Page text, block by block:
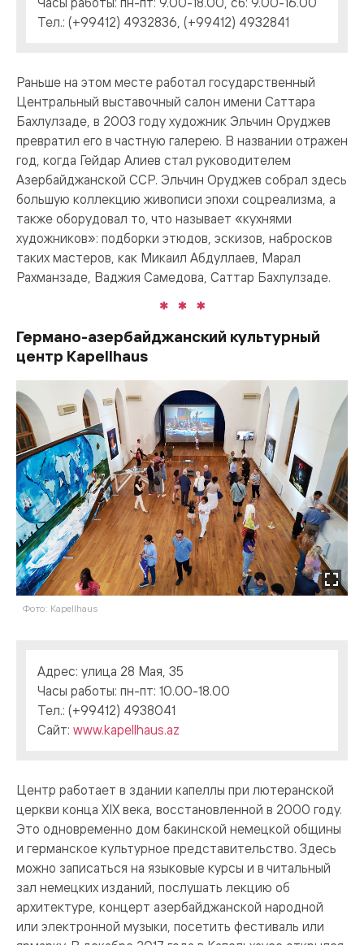
Тел.: (+99412) 4932836, (+99412) 4932841
Раньше на этом месте работал государственный
Центральный выставочный салон имени Саттара
Бахлулзаде, в 2003 году художник Эльчин Оруджев
превратил его в частную галерею. В названии отражен
год, когда Гейдар Алиев стал руководителем
Азербайджанской ССР. Эльчин Оруджев собрал здесь
большую коллекцию живописи эпохи соцреализма, а
также оборудовал то, что называет «кухнями
художников»: подборки этюдов, эскизов, набросков
таких мастеров, как Микаил Абдуллаев, Марал
Рахманзаде, Ваджия Самедова, Саттар Бахлулзаде.
Германо-азербайджанский культурный
центр Kapellhaus
Фото: Kapellhaus
Адрес: улица 28 Мая, 35
Часы работы: пн-пт: 10.00-18.00
Тел.: (+99412) 4938041
Сайт: www.kapellhaus.az
Центр работает в здании капеллы при лютеранской
церкви конца XIX века, восстановленной в 2000 году.
Это одновременно дом бакинской немецкой общины
и германское культурное представительство. Здесь
можно записаться на языковые курсы и в читальный
зал немецких изданий, послушать лекцию об
архитектуре, концерт азербайджанской народной
или электронной музыки, посетить фестиваль или